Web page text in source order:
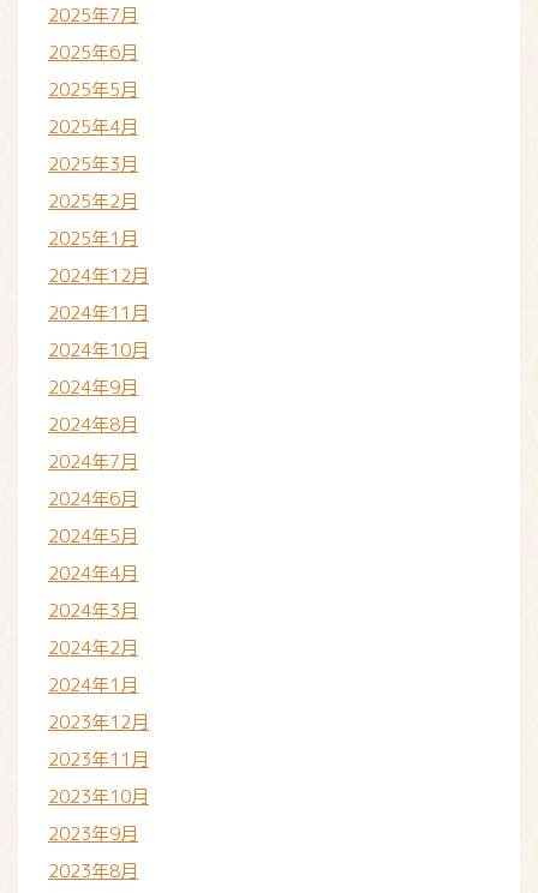
2025年7月
2025年6月
2025年5月
2025年4月
2025年3月
2025年2月
2025年1月
2024年12月
2024年11月
2024年10月
2024年9月
2024年8月
2024年7月
2024年6月
2024年5月
2024年4月
2024年3月
2024年2月
2024年1月
2023年12月
2023年11月
2023年10月
2023年9月
2023年8月